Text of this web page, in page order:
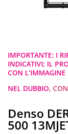
IMPORTANTE: I
INDICATIVI; IL
CON L’IMMAGINE
NEL DUBBIO,
Denso
500